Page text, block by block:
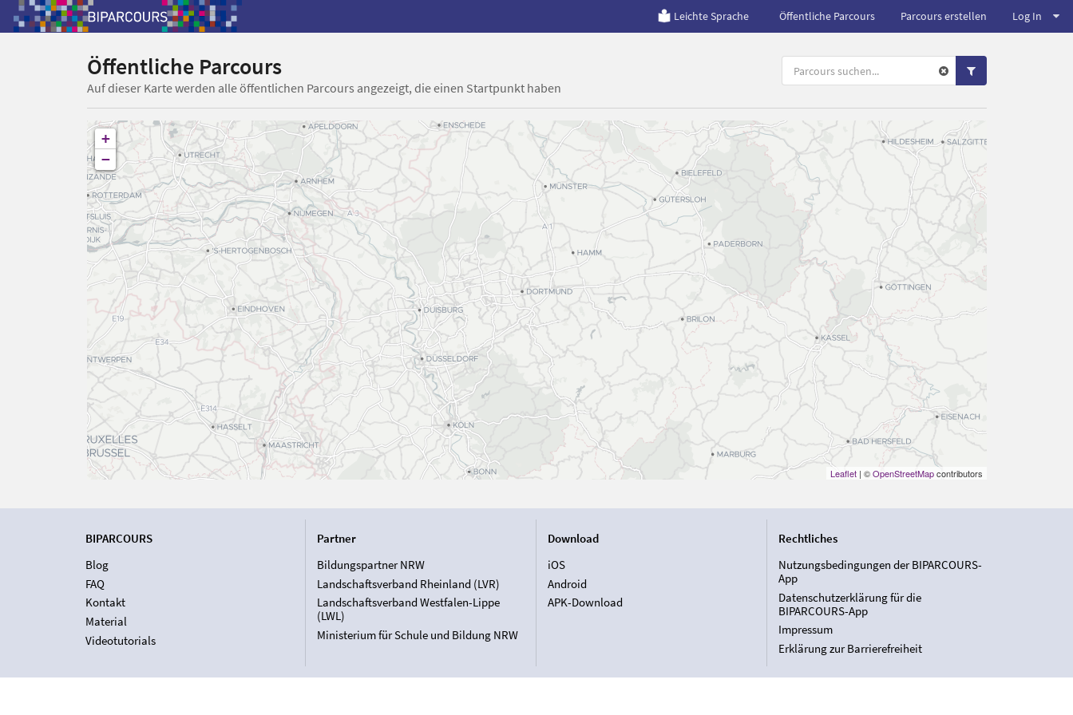
Leichte Sprache Öffentliche Parcours Parcours erstellen Log In
Öffentliche Parcours
Auf dieser Karte werden alle öffentlichen Parcours angezeigt, die einen Startpunkt haben
+
−
Leaflet| ©OpenStreetMapcontributors
BIPARCOURS
Blog
FAQ
Kontakt
Material
Videotutorials
Partner
Bildungspartner NRW
Landschaftsverband Rheinland (LVR)
Landschaftsverband Westfalen-Lippe
(LWL)
Ministerium für Schule und Bildung NRW
Download
iOS
Android
APK-Download
Rechtliches
Nutzungsbedingungen der BIPARCOURS-
App
Datenschutzerklärung für die
BIPARCOURS-App
Impressum
Erklärung zur Barrierefreiheit